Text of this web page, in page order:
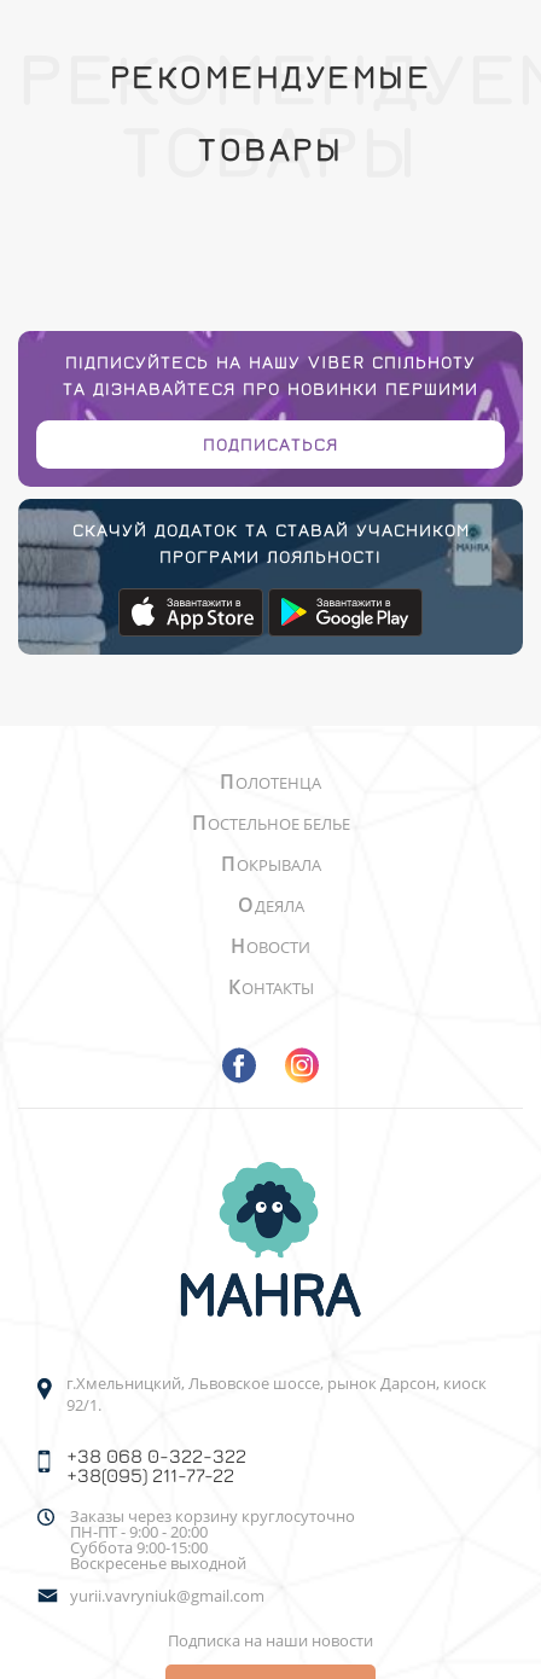
РЕКОМЕНДУЕМЫЕ
ТОВАРЫ
ТОВАРЫ
ПІДПИСУЙТЕСЬ НА НАШУ VIBER СПІЛЬНОТУ
ТА ДІЗНАВАЙТЕСЯ ПРО НОВИНКИ ПЕРШИМИ
ПОДПИСАТЬСЯ
СКАЧУЙ ДОДАТОК ТА СТАВАЙ УЧАСНИКОМ
ПРОГРАМИ ЛОЯЛЬНОСТІ
ПОЛОТЕНЦА
ПОСТЕЛЬНОЕ БЕЛЬЕ
ПОКРЫВАЛА
ОДЕЯЛА
НОВОСТИ
КОНТАКТЫ
г.Хмельницкий, Львовское шоссе, рынок Дарсон, киоск
92/1.
+38 068 0-322-322
+38(095) 211-77-22
Заказы через корзину круглосуточно
ПН-ПТ - 9:00 - 20:00
Суббота 9:00-15:00
Воскресенье выходной
yurii.vavryniuk@gmail.com
Подписка на наши новости